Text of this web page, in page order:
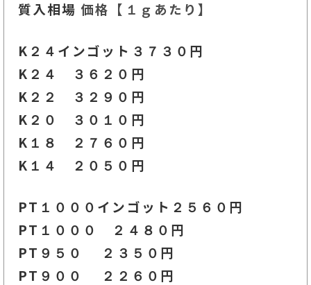
質入相場価格【１ｇあたり】
K２４インゴット３７３０円
K２４ ３６２０ 円
K２２ ３２９０ 円
K２０ ３０１０円
K１８ ２７６０円
K１４ ２０５０円
PT１０００インゴット２５６ ０円
PT１０００ ２４８０円
PT９５０ ２３５０ 円
PT９００ ２２６０円